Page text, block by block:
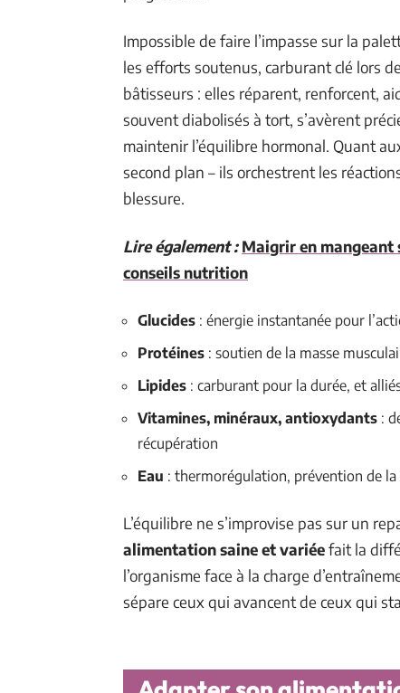
Impossible de faire l’impasse sur la
les efforts soutenus, carburant clé lors
bâtisseurs : elles réparent, renforcent,
souvent diabolisés à tort, s’avèrent
maintenir l’équilibre hormonal. Quant
second plan – ils orchestrent les
blessure.
Lire également : Maigrir en mangeant
conseils nutrition
Glucides : énergie instantanée pour
Protéines : soutien de la masse
Lipides : carburant pour la durée, et
Vitamines, minéraux, antioxydants :
récupération
Eau : thermorégulation, prévention de
L’équilibre ne s’improvise pas sur un
alimentation saine et variéefait la
l’organisme face à la charge
sépare ceux qui avancent de ceux qui